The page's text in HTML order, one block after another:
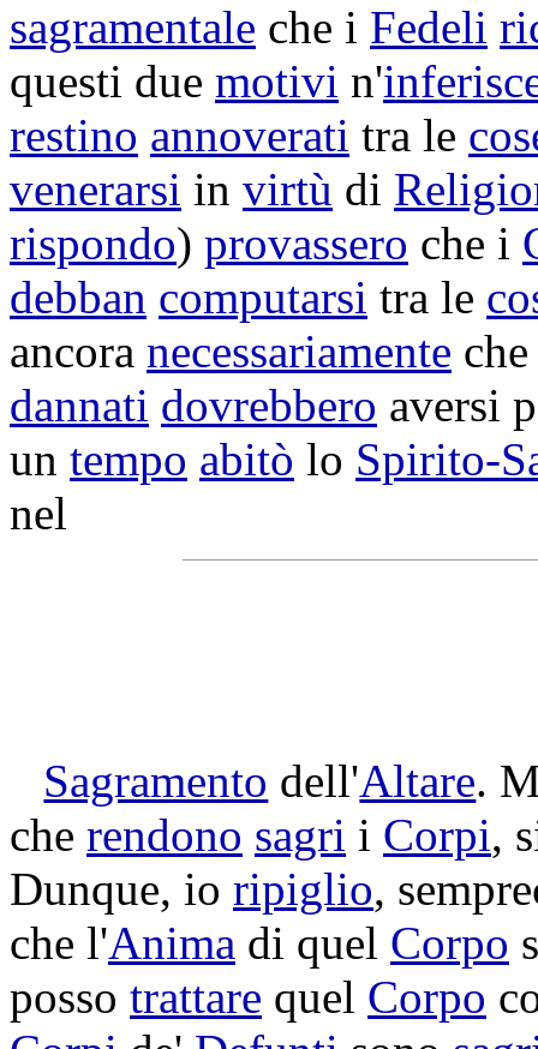
sagramentale che i Fedeli
questi due motivi n'
restino annoverati tra le
venerarsi in virtù di
rispondo) provassero che i
debban computarsi tra le
ancora necessariamente
dannati dovrebbero aversi
un tempo abitò lo Spirito-
nel
Sagramento dell'Altare.
che rendono sagri i Corpi,
Dunque, io ripiglio,
che l'Anima di quel Corpo
posso trattare quel Corpo